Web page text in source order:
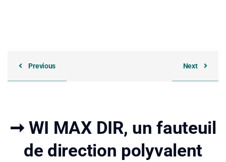
Previous Next
➞ WI MAX DIR, un fauteuil
de direction polyvalent